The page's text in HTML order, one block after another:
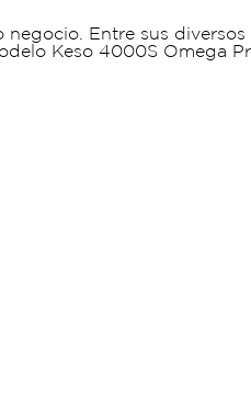
Entre sus diversos
Keso 4000S Omega